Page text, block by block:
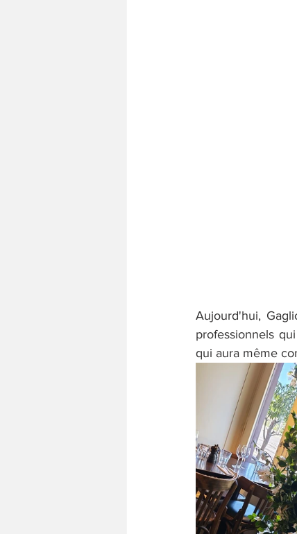
Aujourd'hui,
professionnels
qui aura même